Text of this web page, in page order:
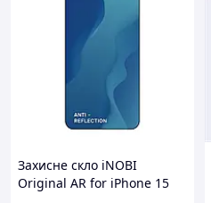
Захисне скло iNOBI
Original AR for iPhone 15